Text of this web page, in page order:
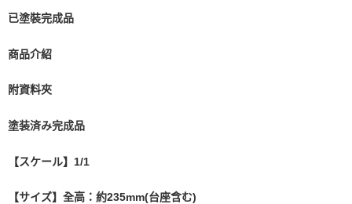
已塗裝完成品
商品介紹
附資料夾
塗装済み完成品
【スケール】1/1
【サイズ】全高：約235mm(台座含む)